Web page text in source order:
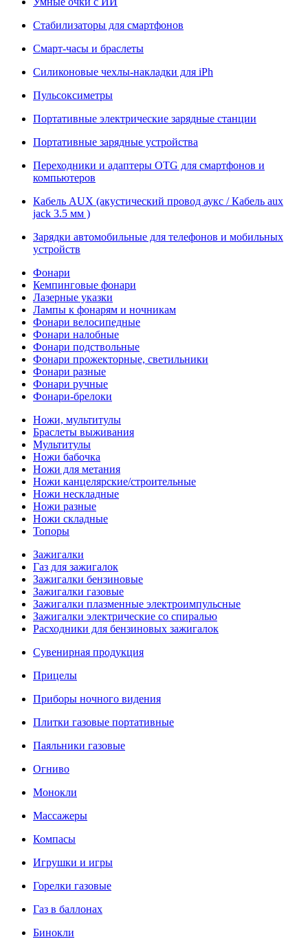
Стабилизаторы для смартфонов
Смарт-часы и браслеты
Силиконовые чехлы-накладки для iPh
Пульсоксиметры
Портативные электрические зарядные станции
Портативные зарядные устройства
Переходники и адаптеры OTG для смартфонов и
компьютеров
Кабель AUX (акустический провод аукс / Кабель aux
jack 3.5 мм )
Зарядки автомобильные для телефонов и мобильных
устройств
Фонари
Кемпинговые фонари
Лазерные указки
Лампы к фонарям и ночникам
Фонари велосипедные
Фонари налобные
Фонари подствольные
Фонари прожекторные, светильники
Фонари разные
Фонари ручные
Фонари-брелоки
Ножи, мультитулы
Браслеты выживания
Мультитулы
Ножи бабочка
Ножи для метания
Ножи канцелярские/строительные
Ножи нескладные
Ножи разные
Ножи складные
Топоры
Зажигалки
Газ для зажигалок
Зажигалки бензиновые
Зажигалки газовые
Зажигалки плазменные электроимпульсные
Зажигалки электрические со спиралью
Расходники для бензиновых зажигалок
Сувенирная продукция
Прицелы
Приборы ночного видения
Плитки газовые портативные
Паяльники газовые
Огниво
Монокли
Массажеры
Компасы
Игрушки и игры
Горелки газовые
Газ в баллонах
Бинокли